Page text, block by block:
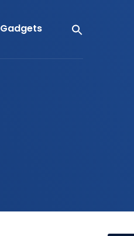
Gadgets